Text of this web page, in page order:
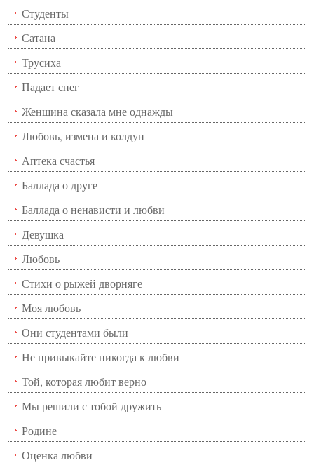
Студенты
Сатана
Трусиха
Падает снег
Женщина сказала мне однажды
Любовь, измена и колдун
Аптека счастья
Баллада о друге
Баллада о ненависти и любви
Девушка
Любовь
Стихи о рыжей дворняге
Моя любовь
Они студентами были
Не привыкайте никогда к любви
Той, которая любит верно
Мы решили с тобой дружить
Родине
Оценка любви